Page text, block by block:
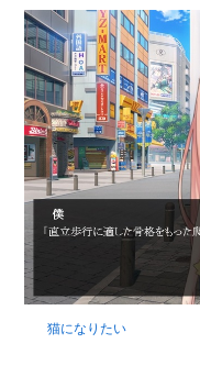
猫になりたい